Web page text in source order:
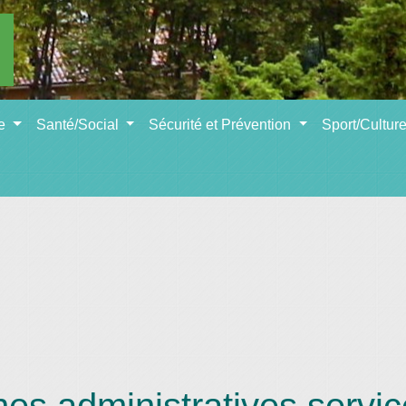
Santé/Social Sécurité et Prévention Sport/Culture